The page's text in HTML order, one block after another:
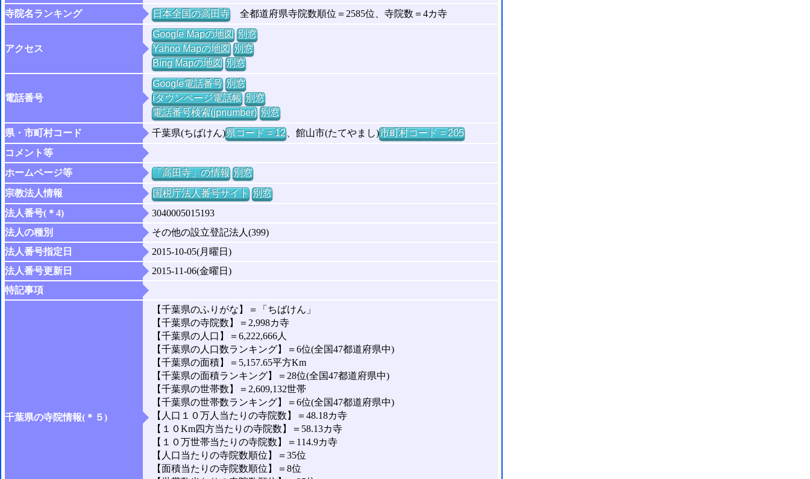
寺院名ランキング
日本全国の高田寺全都道府県寺院数順位＝2585位、寺院数＝4カ寺
アクセス
Google Mapの地図 別窓
Yahoo Mapの地図 別窓
Bing Mapの地図 別窓
電話番号
Google電話番号 別窓
iタウンページ電話帳 別窓
電話番号検索(jpnumber) 別窓
県・市町村コード
千葉県(ちばけん)県コード = 12、館山市(たてやまし)市町村コード = 205
コメント等
ホームページ等
「高田寺」の情報 別窓
宗教法人情報
国税庁法人番号サイト 別窓
法人番号(＊4)
3040005015193
法人の種別
その他の設立登記法人(399)
法人番号指定日
2015-10-05(月曜日)
法人番号更新日
2015-11-06(金曜日)
特記事項
千葉県の寺院情報(＊５)
【千葉県のふりがな】＝「ちばけん」
【千葉県の寺院数】＝2,998カ寺
【千葉県の人口】＝6,222,666人
【千葉県の人口数ランキング】＝6位(全国47都道府県中)
【千葉県の面積】＝5,157.65平方Km
【千葉県の面積ランキング】＝28位(全国47都道府県中)
【千葉県の世帯数】＝2,609,132世帯
【千葉県の世帯数ランキング】＝6位(全国47都道府県中)
【人口１０万人当たりの寺院数】＝48.18カ寺
【１０Km四方当たりの寺院数】＝58.13カ寺
【１０万世帯当たりの寺院数】＝114.9カ寺
【人口当たりの寺院数順位】＝35位
【面積当たりの寺院数順位】＝8位